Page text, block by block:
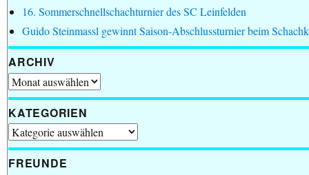
16. Sommerschnellschachturnier des SC Leinfelden
Guido Steinmassl gewinnt Saison-Abschlussturnier beim
ARCHIV
Archiv
KATEGORIEN
Kategorien
FREUNDE